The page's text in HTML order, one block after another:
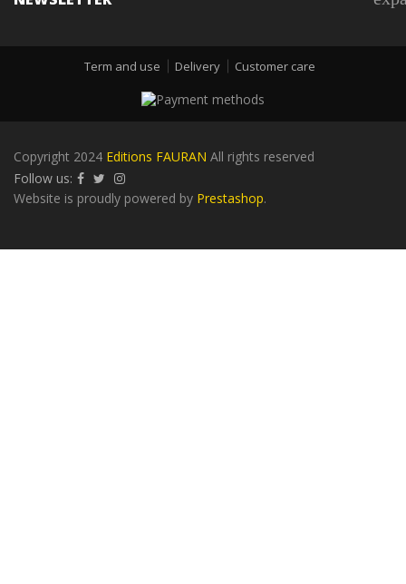
Term and use Delivery Customer care
Copyright 2024 Editions FAURAN All rights reserved
Follow us:
Website is proudly powered by Prestashop.